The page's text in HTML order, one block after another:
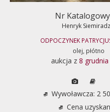
Nr
Henryk
ODPOCZYNEK
olej, płótno
aukcja z 8
Wywoławcza: 2
Cena